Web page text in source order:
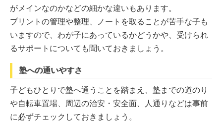
がメインなのかなどの細かな違いもあります。
プリントの管理や整理、ノートを取ることが苦手な子も
いますので、わが子にあっているかどうかや、受けられ
るサポートについても聞いておきましょう。
塾への通いやすさ
子どもひとりで塾へ通うことを踏まえ、塾までの道のり
や自転車置場、周辺の治安・安全面、人通りなどは事前
に必ずチェックしておきましょう。